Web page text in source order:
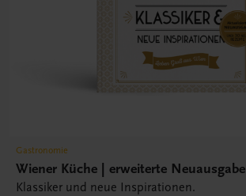
Gastronomie
Wiener Küche | erweiterte Neuausgabe
Klassiker und neue Inspirationen.